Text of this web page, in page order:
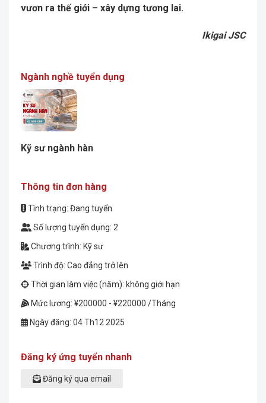
vươn ra thế giới – xây dựng tương lai.
Ikigai JSC
Ngành nghề tuyển dụng
Kỹ sư ngành hàn
Thông tin đơn hàng
Tình trạng: Đang tuyển
Số lượng tuyển dụng: 2
Chương trình: Kỹ sư
Trình độ: Cao đẳng trở lên
Thời gian làm việc (năm): không giới hạn
Mức lương: ¥200000 - ¥220000 /Tháng
Ngày đăng: 04 Th12 2025
Đăng ký ứng tuyển nhanh
Đăng ký qua email